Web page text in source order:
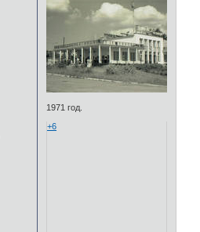
1971 год.
+6